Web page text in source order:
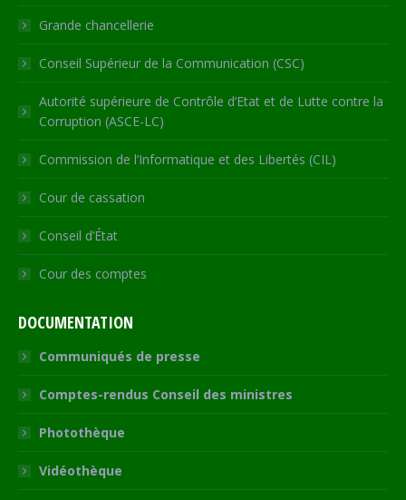
Grande chancellerie
Conseil Supérieur de la Communication (CSC)
Autorité supérieure de Contrôle d’Etat et de Lutte contre la
Corruption (ASCE-LC)
Commission de l’Informatique et des Libertés (CIL)
Cour de cassation
Conseil d’État
Cour des comptes
DOCUMENTATION
Communiqués de presse
Comptes-rendus Conseil des ministres
Photothèque
Vidéothèque